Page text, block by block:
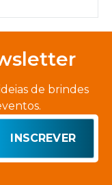
de brindes
INSCREVER